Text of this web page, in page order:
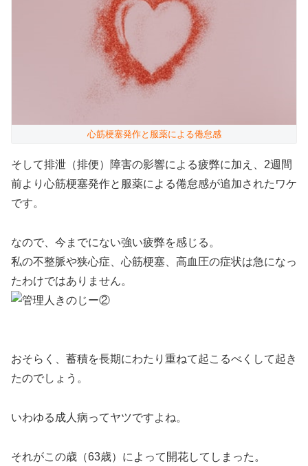
心筋梗塞発作と服薬による倦怠感
そして排泄（排便）障害の影響による疲弊に加え、2週間
前より心筋梗塞発作と服薬による倦怠感が追加されたワケ
です。
なので、今までにない強い疲弊を感じる。
私の不整脈や狭心症、心筋梗塞、高血圧の症状は急になっ
たわけではありません。
おそらく、蓄積を長期にわたり重ねて起こるべくして起き
たのでしょう。
いわゆる成人病ってヤツですよね。
それがこの歳（63歳）によって開花してしまった。